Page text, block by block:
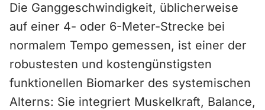
Die Ganggeschwindigkeit, üblicherweise
auf einer 4- oder 6-Meter-Strecke bei
normalem Tempo gemessen, ist einer der
robustesten und kostengünstigsten
funktionellen Biomarker des systemischen
Alterns: Sie integriert Muskelkraft, Balance,